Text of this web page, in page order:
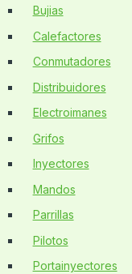
Bujias
Calefactores
Conmutadores
Distribuidores
Electroimanes
Grifos
Inyectores
Mandos
Parrillas
Pilotos
Portainyectores